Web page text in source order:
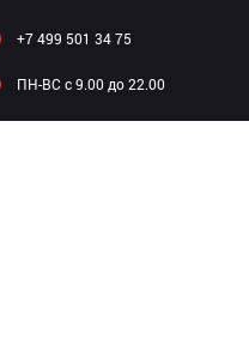
+7 499 501 34 75
ПН-ВC c 9.00 до 22.00